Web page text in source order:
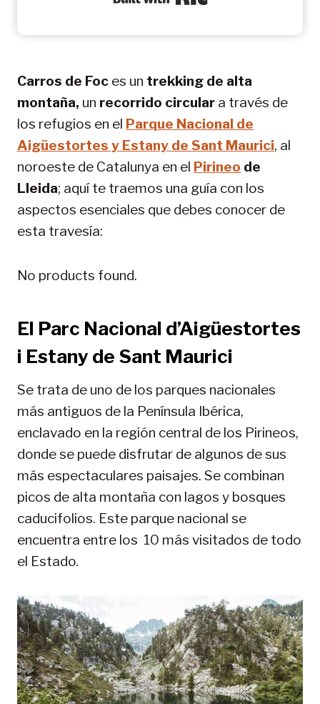
Carros de Foc es un trekking de alta
montaña, un recorrido circular a través de
los refugios en el Parque Nacional de
Aigüestortes y Estany de Sant Maurici, al
noroeste de Catalunya en el Pirineo de
Lleida; aquí te traemos una guía con los
aspectos esenciales que debes conocer de
esta travesía:
No products found.
El Parc Nacional d’Aigüestortes
i Estany de Sant Maurici
Se trata de uno de los parques nacionales
más antiguos de la Península Ibérica,
enclavado en la región central de los Pirineos,
donde se puede disfrutar de algunos de sus
más espectaculares paisajes. Se combinan
picos de alta montaña con lagos y bosques
caducifolios. Este parque nacional se
encuentra entre los 10 más visitados de todo
el Estado.